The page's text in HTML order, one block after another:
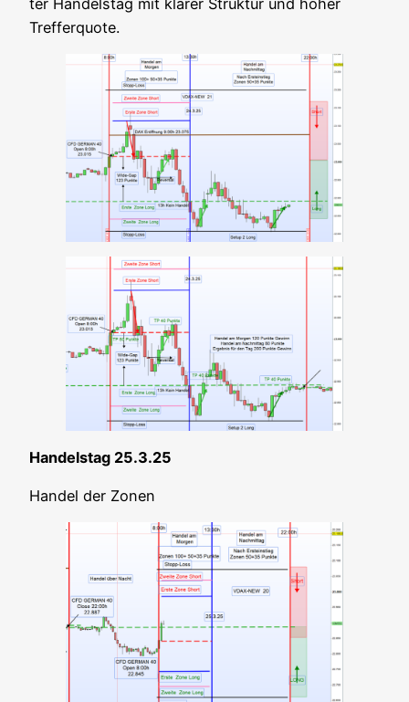
Trefferquote.
Han­dels­tag 25.3.25
Han­del der Zonen